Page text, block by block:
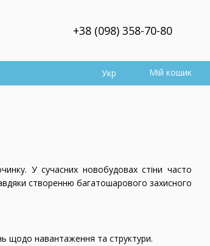
+38 (098) 358-70-80
Укр Мій кошик
У сучасних новобудовах стіни часто
створенню багатошарового захисного
щодо навантаження та структури.